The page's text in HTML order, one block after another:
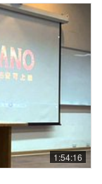
1:54:16